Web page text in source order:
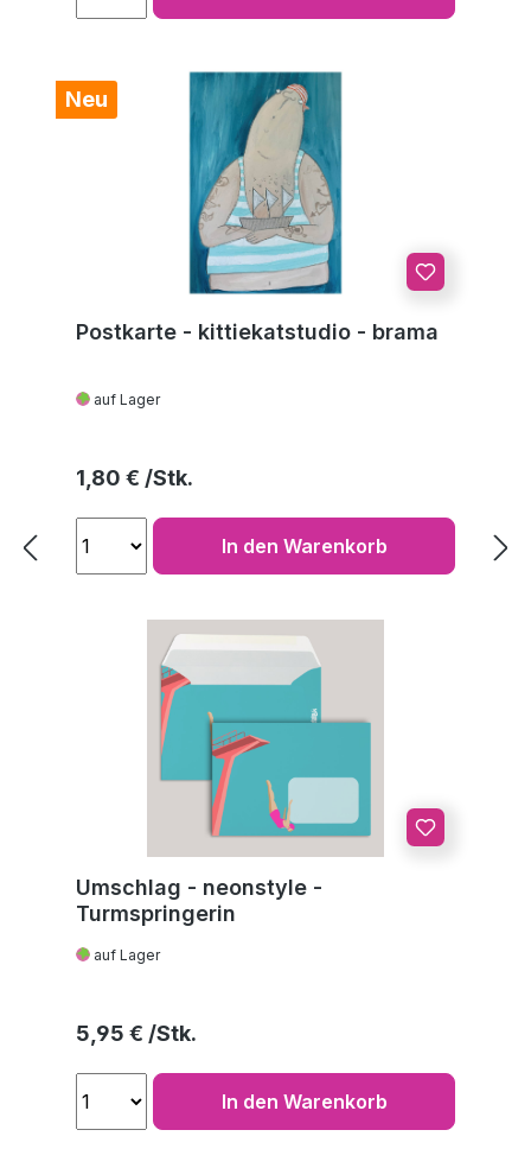
Neu
Postkarte - kittiekatstudio - brama
auf Lager
Regulärer Preis:
1,80 €
In den Warenkorb
Umschlag - neonstyle -
Turmspringerin
auf Lager
Regulärer Preis:
5,95 €
In den Warenkorb